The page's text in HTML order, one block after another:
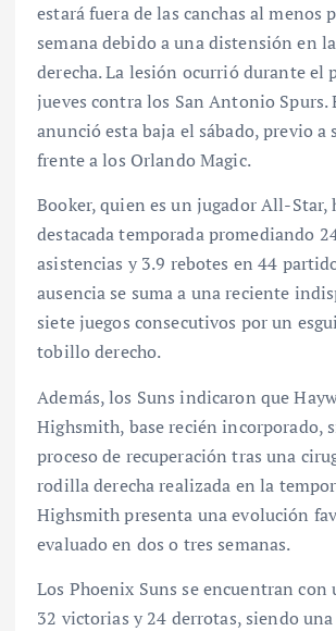
estará fuera de las canchas al menos
semana debido a una distensión en
derecha. La lesión ocurrió durante el
jueves contra los San Antonio Spurs.
anunció esta baja el sábado, previo a
frente a los Orlando Magic.
Booker, quien es un jugador All-Star,
destacada temporada promediando
asistencias y 3.9 rebotes en 44
ausencia se suma a una reciente
siete juegos consecutivos por un
tobillo derecho.
Además, los Suns indicaron que
Highsmith, base recién incorporado,
proceso de recuperación tras una
rodilla derecha realizada en la
Highsmith presenta una evolución
evaluado en dos o tres semanas.
Los Phoenix Suns se encuentran con
32 victorias y 24 derrotas, siendo una